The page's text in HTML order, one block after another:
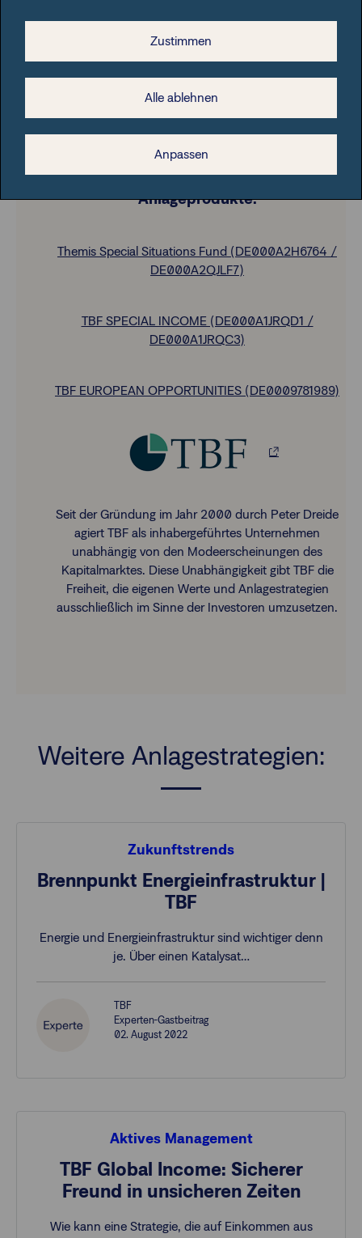
Anlageprodukte:
Themis Special Situations Fund (DE000A2H6764 /
DE000A2QJLF7)
TBF SPECIAL INCOME (DE000A1JRQD1 /
DE000A1JRQC3)
TBF EUROPEAN OPPORTUNITIES (DE0009781989)
Seit der Gründung im Jahr 2000 durch Peter Dreide
agiert TBF als inhabergeführtes Unternehmen
unabhängig von den Modeerscheinungen des
Kapitalmarktes. Diese Unabhängigkeit gibt TBF die
Freiheit, die eigenen Werte und Anlagestrategien
ausschließlich im Sinne der Investoren umzusetzen.
Weitere Anlagestrategien:
Zukunftstrends
Brennpunkt Energieinfrastruktur |
TBF
Energie und Energieinfrastruktur sind wichtiger denn
je. Über einen Katalysat…
TBF
Experten-Gastbeitrag
02. August 2022
Aktives Management
TBF Global Income: Sicherer
Freund in unsicheren Zeiten
Wie kann eine Strategie, die auf Einkommen aus
Zustimmen
Alle ablehnen
Anpassen